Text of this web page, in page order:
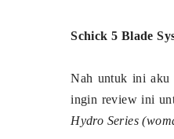
Schick 5 Blade
Nah untuk ini aku
ingin review ini
Hydro Series